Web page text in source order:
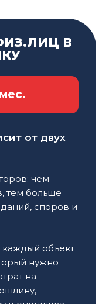
И
него,
для
. Это
в виде
писем и
В
от двух
чем
тем больше
споров и
каждый объект
нужно
на